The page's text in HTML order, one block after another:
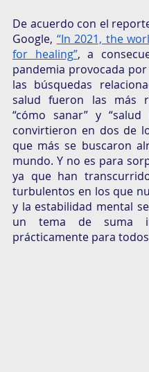
De acuerdo con el
Google, “In 2021, the
for healing”, a
pandemia provocada por
las búsquedas
salud fueron las más
“cómo sanar” y “salud
convirtieron en dos de
que más se buscaron
mundo. Y no es para
ya que han
turbulentos en los que
y la estabilidad mental
un tema de suma
prácticamente para